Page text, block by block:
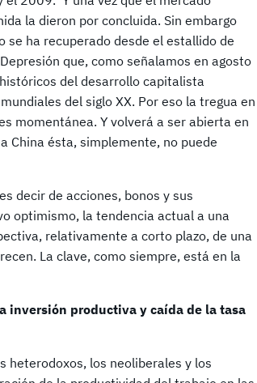
la dieron por concluida. Sin embargo
se ha recuperado desde el estallido de
que, como señalamos en agosto
del desarrollo capitalista
del siglo XX. Por eso la tregua en
momentánea. Y volverá a ser abierta en
China ésta, simplemente, no puede
decir de acciones, bonos y sus
optimismo, la tendencia actual a una
relativamente a corto plazo, de una
La clave, como siempre, está en la
inversión productiva y caída de la tasa
heterodoxos, los neoliberales y los